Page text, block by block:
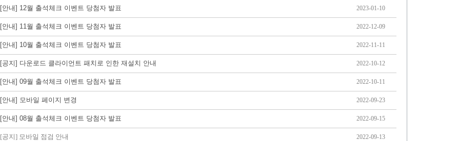
[안내] 12월 출석체크 이벤트 당첨자 발표 2023-01-10
[안내] 11월 출석체크 이벤트 당첨자 발표 2022-12-09
[안내] 10월 출석체크 이벤트 당첨자 발표 2022-11-11
[공지] 다운로드 클라이언트 패치로 인한 재설치 안내 2022-10-12
[안내] 09월 출석체크 이벤트 당첨자 발표 2022-10-11
[안내] 모바일 페이지 변경 2022-09-23
[안내] 08월 출석체크 이벤트 당첨자 발표 2022-09-15
[공지] 모바일 점검 안내 2022-09-13